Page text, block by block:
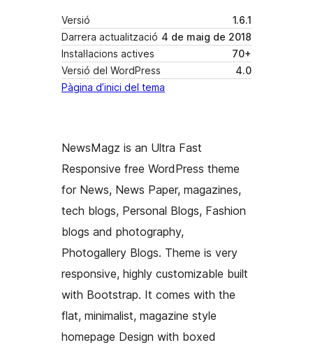
Versió
1.6.1
Darrera actualització 4 de maig de 2018
Instal·lacions actives
70+
Versió del WordPress
4.0
Pàgina d’inici del tema
NewsMagz is an Ultra Fast
Responsive free WordPress theme
for News, News Paper, magazines,
tech blogs, Personal Blogs, Fashion
blogs and photography,
Photogallery Blogs. Theme is very
responsive, highly customizable built
with Bootstrap. It comes with the
flat, minimalist, magazine style
homepage Design with boxed